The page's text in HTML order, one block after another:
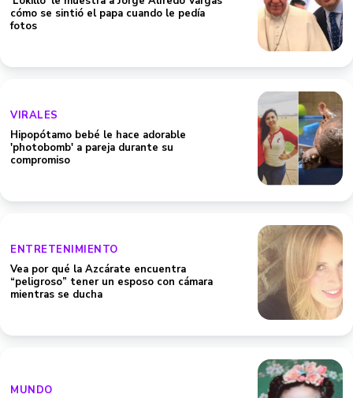
cómo se sintió el papa cuando le pedía
fotos
VIRALES
Hipopótamo bebé le hace adorable
'photobomb' a pareja durante su
compromiso
ENTRETENIMIENTO
Vea por qué la Azcárate encuentra
“peligroso” tener un esposo con cámara
mientras se ducha
MUNDO